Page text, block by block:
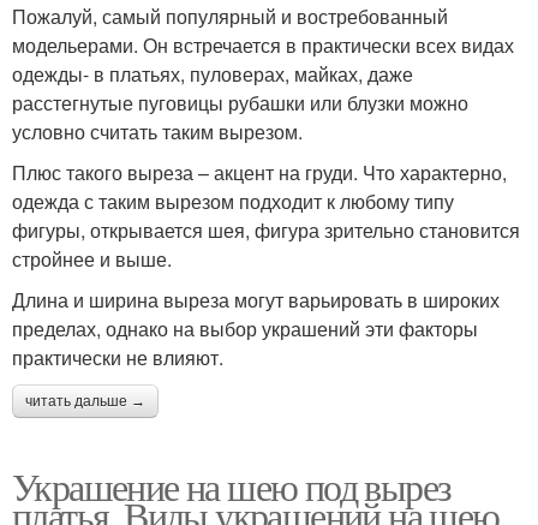
Пожалуй, самый популярный и востребованный
модельерами. Он встречается в практически всех видах
одежды- в платьях, пуловерах, майках, даже
расстегнутые пуговицы рубашки или блузки можно
условно считать таким вырезом.
Плюс такого выреза – акцент на груди. Что характерно,
одежда с таким вырезом подходит к любому типу
фигуры, открывается шея, фигура зрительно становится
стройнее и выше.
Длина и ширина выреза могут варьировать в широких
пределах, однако на выбор украшений эти факторы
практически не влияют.
читать дальше →
Украшение на шею под вырез